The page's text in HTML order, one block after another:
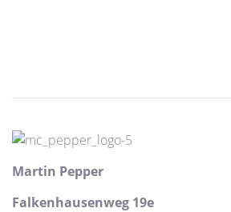
Martin Pepper
Falkenhausenweg 19e